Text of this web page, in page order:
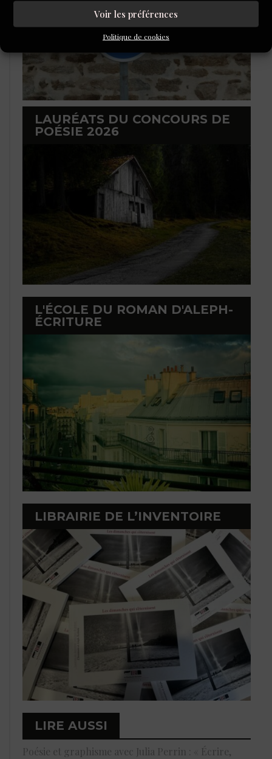
Voir les préférences
Politique de cookies
LAURÉATS DU CONCOURS DE
POÉSIE 2026
L'ÉCOLE DU ROMAN D'ALEPH-
ÉCRITURE
LIBRAIRIE DE L’INVENTOIRE
LIRE AUSSI
Poésie et graphisme avec Julia Perrin : « Écrire,